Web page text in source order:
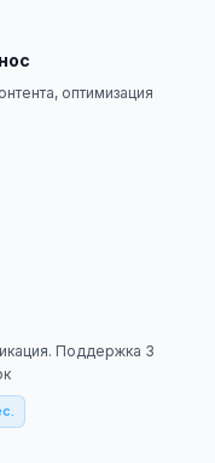
оптимизация
Поддержка 3